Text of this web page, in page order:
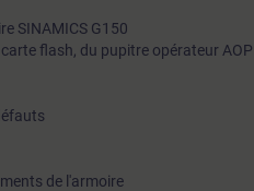
SINAMICS G150
flash, du pupitre opérateur AOP
de l'armoire